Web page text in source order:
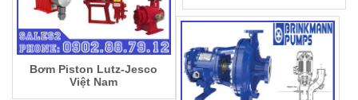
Bơm Piston Lutz-Jesco
Việt Nam